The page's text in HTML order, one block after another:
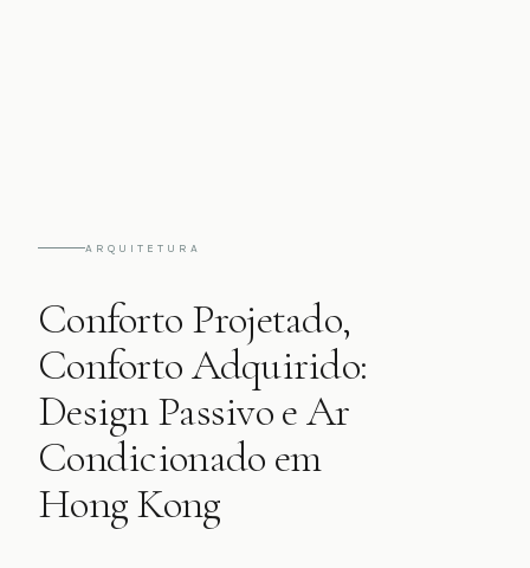
ARQUITETURA
Conforto Projetado,
Conforto Adquirido:
Design Passivo e Ar
Condicionado em
Hong Kong